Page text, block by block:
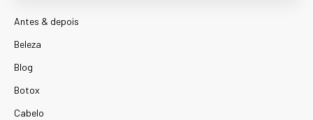
Antes & depois
Beleza
Blog
Botox
Cabelo